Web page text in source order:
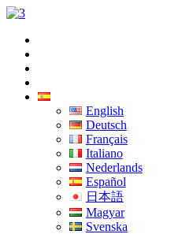
Ir
contenido
English
Deutsch
Français
Italiano
Nederlands
Español
日本語
Magyar
Svenska